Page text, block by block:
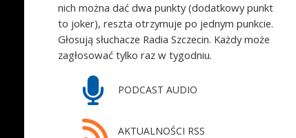
nich można dać dwa punkty (dodatkowy punkt
to joker), reszta otrzymuje po jednym punkcie.
Głosują słuchacze Radia Szczecin. Każdy może
zagłosować tylko raz w tygodniu.
PODCAST AUDIO
AKTUALNOŚCI RSS